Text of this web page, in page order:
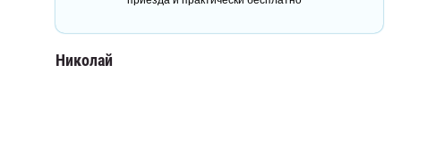
Николай